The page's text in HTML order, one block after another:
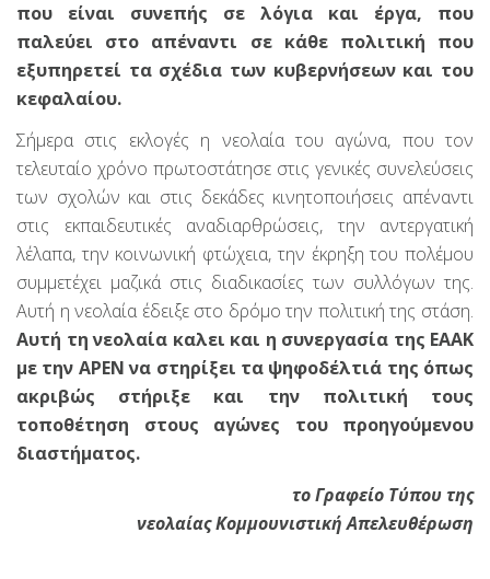
που είναι συνεπής σε λόγια και έργα, που
παλεύει στο απέναντι σε κάθε πολιτική που
εξυπηρετεί τα σχέδια των κυβερνήσεων και του
κεφαλαίου.
Σήμερα στις εκλογές η νεολαία του αγώνα, που τον
τελευταίο χρόνο πρωτοστάτησε στις γενικές συνελεύσεις
των σχολών και στις δεκάδες κινητοποιήσεις απέναντι
στις εκπαιδευτικές αναδιαρθρώσεις, την αντεργατική
λέλαπα, την κοινωνική φτώχεια, την έκρηξη του πολέμου
συμμετέχει μαζικά στις διαδικασίες των συλλόγων της.
Αυτή η νεολαία έδειξε στο δρόμο την πολιτική της στάση.
Αυτή τη νεολαία καλει και η συνεργασία της ΕΑΑΚ
με την ΑΡΕΝ να στηρίξει τα ψηφοδέλτιά της όπως
ακριβώς στήριξε και την πολιτική τους
τοποθέτηση στους αγώνες του προηγούμενου
διαστήματος.
το Γραφείο Τύπου της
νεολαίας Κομμουνιστική Απελευθέρωση